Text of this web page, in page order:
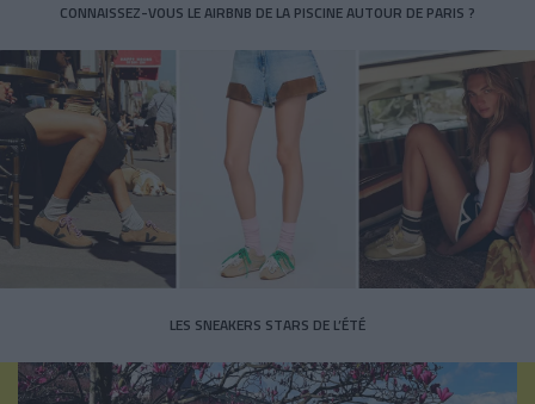
CONNAISSEZ-VOUS LE AIRBNB DE LA PISCINE AUTOUR DE PARIS ?
LES SNEAKERS STARS DE L’ÉTÉ